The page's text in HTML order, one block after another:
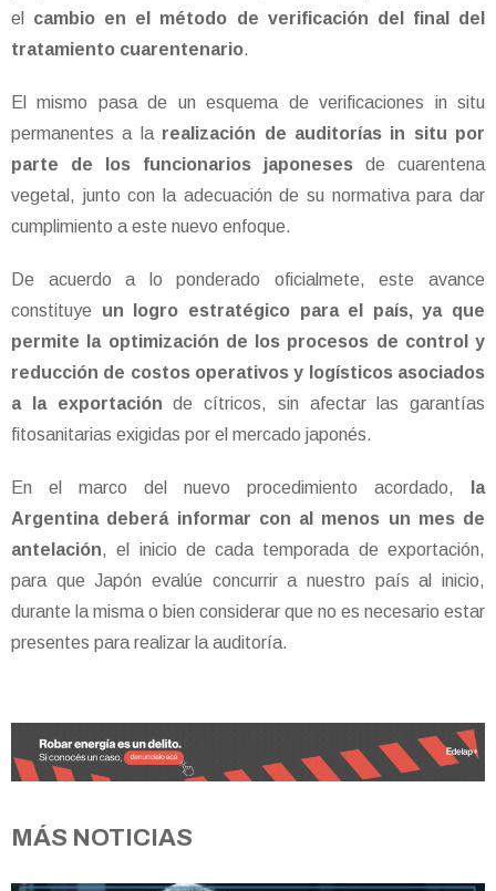
el cambio en el método de verificación del final del
tratamiento cuarentenario.
El mismo pasa de un esquema de verificaciones in situ
permanentes a la realización de auditorías in situ por
parte de los funcionarios japoneses de cuarentena
vegetal, junto con la adecuación de su normativa para dar
cumplimiento a este nuevo enfoque.
De acuerdo a lo ponderado oficialmete, este avance
constituye un logro estratégico para el país, ya que
permite la optimización de los procesos de control y
reducción de costos operativos y logísticos asociados
a la exportación de cítricos, sin afectar las garantías
fitosanitarias exigidas por el mercado japonés.
En el marco del nuevo procedimiento acordado,
la
Argentina deberá informar con al menos un mes de
antelación, el inicio de cada temporada de exportación,
para que Japón evalúe concurrir a nuestro país al inicio,
durante la misma o bien considerar que no es necesario estar
presentes para realizar la auditoría.
MÁS NOTICIAS